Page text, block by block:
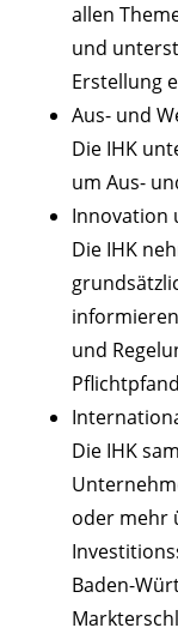
allen
und
Erstellung
Aus- und
Die IHK
um Aus-
Innovation
Die IHK
und
Die IHK
oder mehr
Baden-